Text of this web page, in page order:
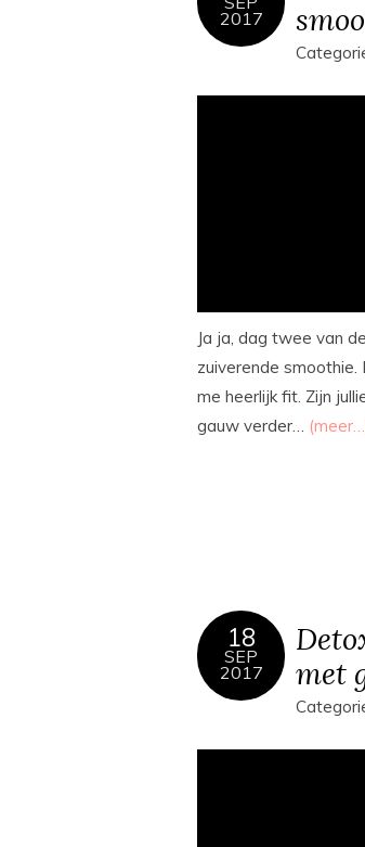
2017
Ja ja, dag twee van de
zuiverende smoothie.
me heerlijk fit. Zijn
gauw verder…
18
SEP
2017
met